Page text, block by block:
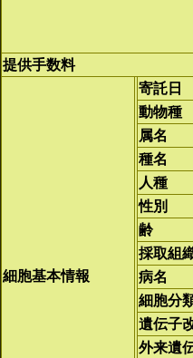
提供手数料
細胞基本情報
寄託日
動物種
属名
種名
人種
性別
齢
採取組
病名
細胞分
遺伝子
外来遺